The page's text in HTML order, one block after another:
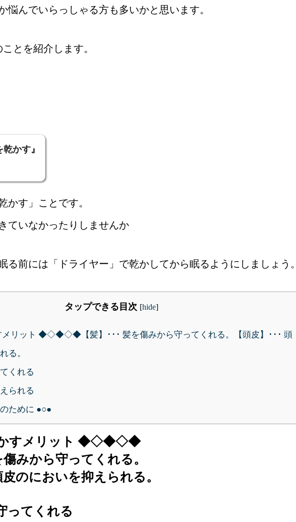
悩んでいらっしゃる方も多いかと思います。
とを紹介します。
乾かす』
かす」ことです。
ていなかったりしませんか
る前には「ドライヤー」で乾かしてから眠るようにしましょう。
タップできる目次 [hide]
ット ◆◇◆◇◆【髪】･･･ 髪を傷みから守ってくれる。【頭皮】･･･ 頭
る。
くれる
られる
ために ●○●
メリット ◆◇◆◇◆
傷みから守ってくれる。
皮のにおいを抑えられる。
ってくれる